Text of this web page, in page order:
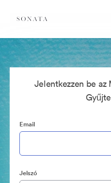
Jelentkezzen be
Email
Jelszó